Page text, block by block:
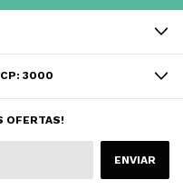
CP: 3000
OFERTAS!